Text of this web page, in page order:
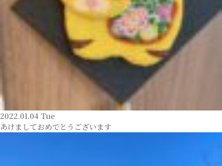
2022.01.04 Tue
あけましておめでとうございます